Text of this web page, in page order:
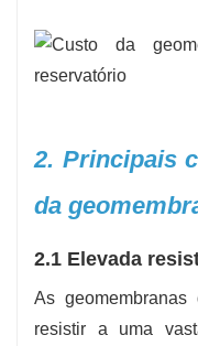
2. Principais
da
2.1 Elevada
As
resistir a uma